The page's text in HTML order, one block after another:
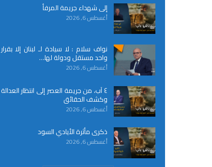
إلى شهداء جريمة المرفأ
أغسطس 6, 2026
نواف سلام : لا سيادة لـ لبنان إلا بقرار
واحد مستقل ودولة لها…
أغسطس 6, 2026
٤ آب، من جريمة العصر إلى انتظار العدالة
وكشف الحقائق
أغسطس 6, 2026
ذكرى مأثرة الأيادي السود
أغسطس 6, 2026